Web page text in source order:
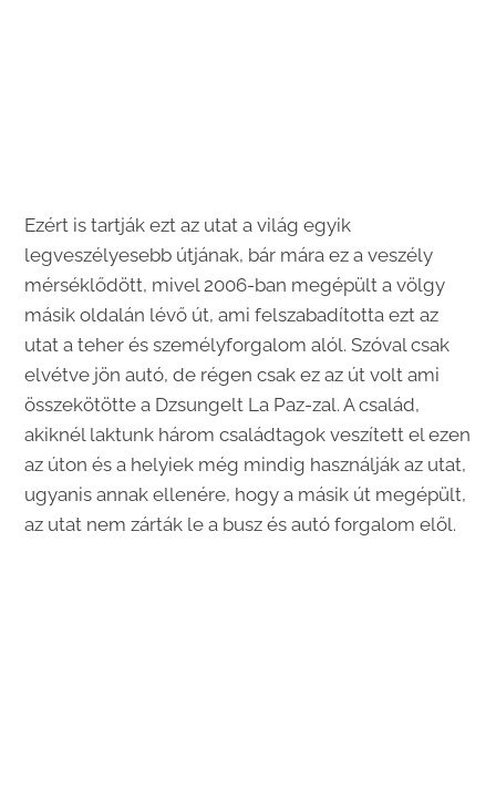
Ezért is tartják ezt az utat a világ egyik
legveszélyesebb útjának, bár mára ez a veszély
mérséklődött, mivel 2006-ban megépült a völgy
másik oldalán lévő út, ami felszabadította ezt az
utat a teher és személyforgalom alól. Szóval csak
elvétve jön autó, de régen csak ez az út volt ami
összekötötte a Dzsungelt La Paz-zal. A család,
akiknél laktunk három családtagok veszített el ezen
az úton és a helyiek még mindig használják az utat,
ugyanis annak ellenére, hogy a másik út megépült,
az utat nem zárták le a busz és autó forgalom elől.